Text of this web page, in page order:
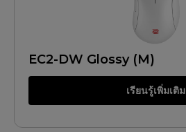
EC2-DW Glossy (M)
เรียนรู้เพิ่มเติม